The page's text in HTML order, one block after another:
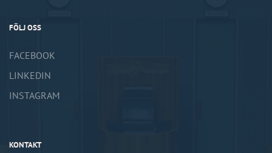
FÖLJ OSS
FACEBOOK
LINKEDIN
INSTAGRAM
KONTAKT